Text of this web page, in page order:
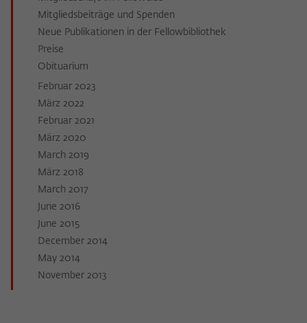
Mitgliedsbeiträge und Spenden
Neue Publikationen in der Fellowbibliothek
Preise
Obituarium
Februar 2023
März 2022
Februar 2021
März 2020
March 2019
März 2018
March 2017
June 2016
June 2015
December 2014
May 2014
November 2013